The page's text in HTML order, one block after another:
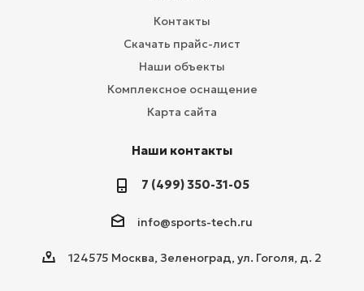
Контакты
Скачать прайс-лист
Наши объекты
Комплексное оснащение
Карта сайта
Наши контакты
7 (499) 350-31-05
info@sports-tech.ru
124575 Москва, Зеленоград, ул. Гоголя, д. 2